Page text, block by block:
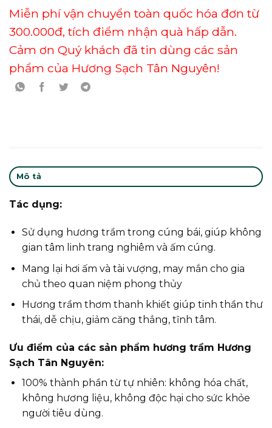
Miễn phí vận chuyển toàn quốc hóa đơn từ
300.000đ, tích điểm nhận quà hấp dẫn.
Cảm ơn Quý khách đã tin dùng các sản
phẩm của Hương Sạch Tân Nguyên!
Mô tả
Tác dụng:
Sử dụng hương trầm trong cúng bái, giúp không
gian tâm linh trang nghiêm và ấm cúng.
Mang lại hơi ấm và tài vượng, may mắn cho gia
chủ theo quan niệm phong thủy
Hương trầm thơm thanh khiết giúp tinh thần thư
thái, dễ chịu, giảm căng thẳng, tĩnh tâm.
Ưu điểm của các sản phẩm hương trầm Hương
Sạch Tân Nguyên:
100% thành phần từ tự nhiên: không hóa chất,
không hương liệu, không độc hại cho sức khỏe
người tiêu dùng.